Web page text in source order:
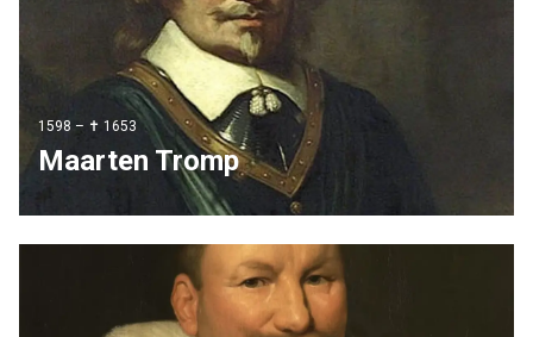
1598 – ✝ 1653
Maarten Tromp